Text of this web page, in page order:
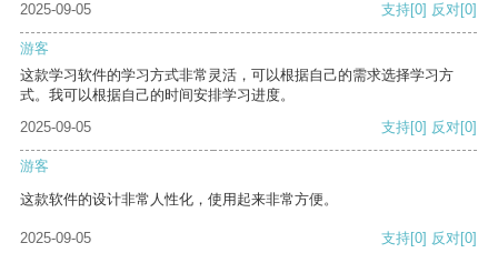
2025-09-05 支持[0] 反对[0]
游客
这款学习软件的学习方式非常灵活，可以根据自己的需求选择学习方
式。我可以根据自己的时间安排学习进度。
2025-09-05
支持[0] 反对[0]
游客
这款软件的设计非常人性化，使用起来非常方便。
2025-09-05 支持[0] 反对[0]